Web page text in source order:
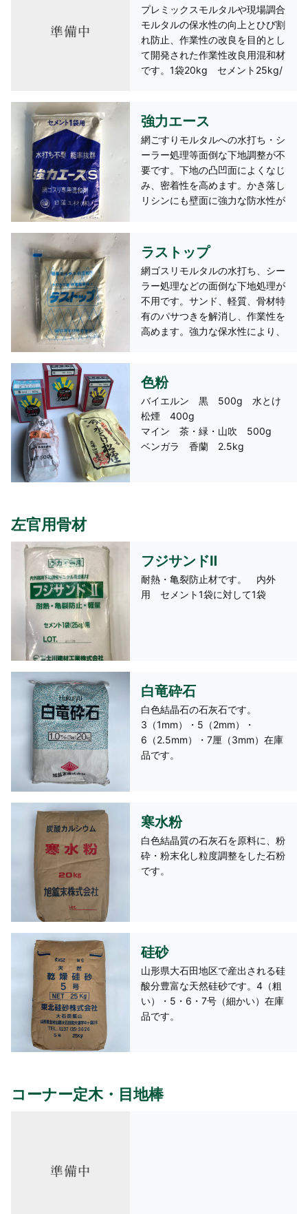
プレミックスモルタルや現場調合
モルタルの保水性の向上とひび割
れ防止、作業性の改良を目的とし
て開発された作業性改良用混和材
です。1袋20kg セメント25kg/
強力エース
網ごすりモルタルへの水打ち・シ
ーラー処理等面倒な下地調整が不
要です。下地の凸凹面によくなじ
み、密着性を高めます。かき落し
リシンにも壁面に強力な防水性が
にくくなります。 セメント1袋
に強力エース1/2袋使用
ラストップ
網ゴスリモルタルの水打ち、シー
ラー処理などの面倒な下地処理が
不用です。サンド、軽質、骨材特
有のパサつきを解消し、作業性を
高めます。強力な保水性により、
性を押さえます。
色粉
バイエルン 黒 500g 水とけ
松煙 400g
マイン 茶・緑・山吹 500g
ベンガラ 香蘭 2.5kg
左官用骨材
フジサンドⅡ
耐熱・亀裂防止材です。 内外
用 セメント1袋に対して1袋
白竜砕石
白色結晶石の石灰石です。
3（1mm）・5（2mm）・
6（2.5mm）・7厘（3mm）在庫
品です。
寒水粉
白色結晶質の石灰石を原料に、粉
砕・粉末化し粒度調整をした石粉
です。
硅砂
山形県大石田地区で産出される硅
酸分豊富な天然硅砂です。4（粗
い）・5・6・7号（細かい）在庫
品です。
コーナー定木・目地棒